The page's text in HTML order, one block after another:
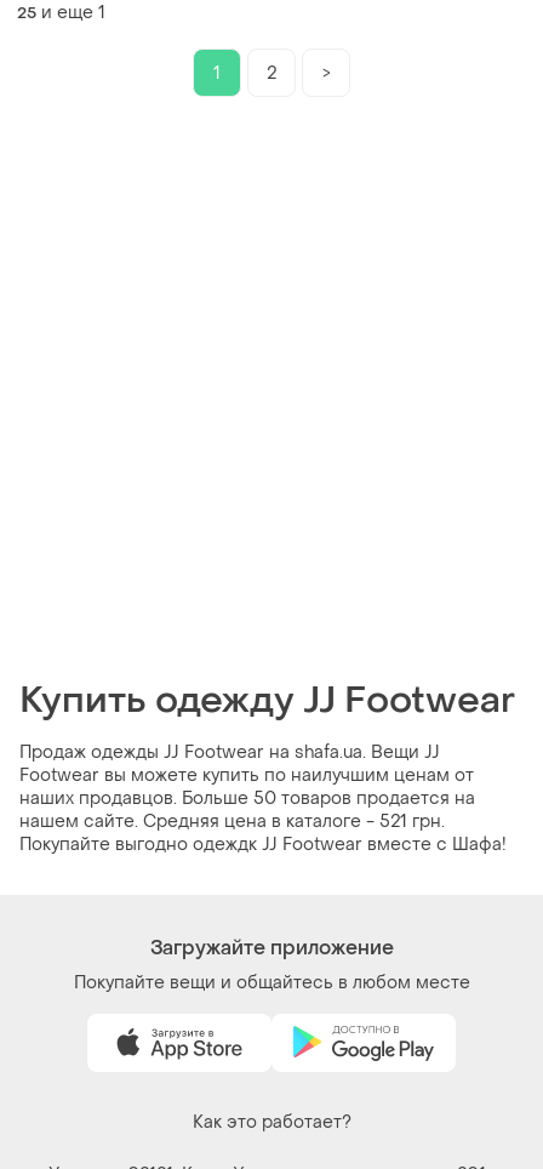
25 и еще 1
1 2 >
Купить одежду JJ Footwear
Продаж одежды JJ Footwear на shafa.ua. Вещи JJ
Footwear вы можете купить по наилучшим ценам от
наших продавцов. Больше 50 товаров продается на
нашем сайте. Средняя цена в каталоге - 521 грн.
Покупайте выгодно одеждк JJ Footwear вместе с Шафа!
Загружайте приложение
Покупайте вещи и общайтесь в любом месте
Как это работает?